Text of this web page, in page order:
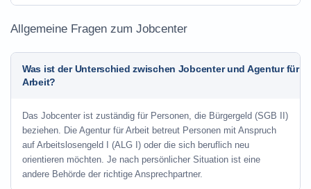
Allgemeine Fragen zum Jobcenter
Was ist der Unterschied zwischen Jobcenter und Agentur für
Arbeit?
Das Jobcenter ist zuständig für Personen, die Bürgergeld (SGB II)
beziehen. Die Agentur für Arbeit betreut Personen mit Anspruch
auf Arbeitslosengeld I (ALG I) oder die sich beruflich neu
orientieren möchten. Je nach persönlicher Situation ist eine
andere Behörde der richtige Ansprechpartner.